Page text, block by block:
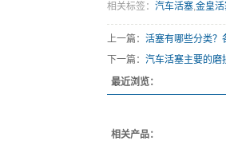
相关标签： 汽车活塞,金皇
上一篇： 活塞有哪些分类？
下一篇： 汽车活塞主要的磨
最近浏览：
相关产品：